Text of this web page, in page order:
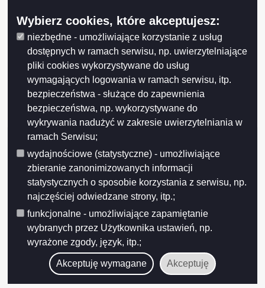
Wybierz cookies, które akceptujesz:
niezbędne - umożliwiające korzystanie z usług
dostępnych w ramach serwisu, np. uwierzytelniające
pliki cookies wykorzystywane do usług
wymagających logowania w ramach serwisu, itp.
bezpieczeństwa - służące do zapewnienia
bezpieczeństwa, np. wykorzystywane do
wykrywania nadużyć w zakresie uwierzytelniania w
ramach Serwisu;
wydajnościowe (statystyczne) - umożliwiające
zbieranie zanonimizowanych informacji
statystycznych o sposobie korzystania z serwisu, np.
najczęściej odwiedzane strony, itp.;
funkcjonalne - umożliwiające zapamiętanie
wybranych przez Użytkownika ustawień, np.
wyrażone zgody, język, itp.;
Akceptuję wymagane Akceptuję
Projekt współfinansowany przez Unię Europejską z Europejskiego Funduszu
Rozwoju Regionalnego w ramach Regionalnego Programu Operacyjnego
Województwa Podlaskiego na lata 2007-2013
FUNDUSZE EUROPEJSKIE - DLA ROZWOJU WOJEWÓDZTWA PODLASKIEGO
Urząd Marszałkowski Województwa Podlaskiego – Instytucja Zarządzająca
RPOWP